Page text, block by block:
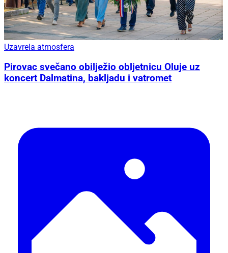
Uzavrela atmosfera
Pirovac svečano obilježio obljetnicu Oluje uz
koncert Dalmatina, bakljadu i vatromet